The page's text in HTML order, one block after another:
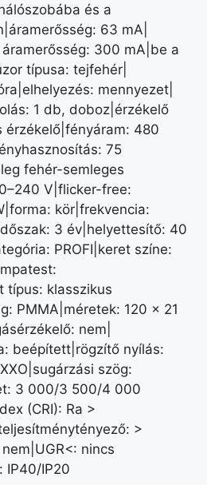
és a
63 mA|
300 mA|be a
típusa: tejfehér|
mennyezet|
1 db, doboz|érzékelő
érzékelő|fényáram: 480
75
fehér-semleges
V|flicker-free:
kör|frekvencia:
3 év|helyettesítő: 40
PROFI|keret színe:
típus: klasszikus
PMMA|méretek: 120 × 21
nem|
beépített|rögzítő nyílás:
szög:
3 000/3 500/4 000
(CRI): Ra >
>
nincs
IP40/IP20